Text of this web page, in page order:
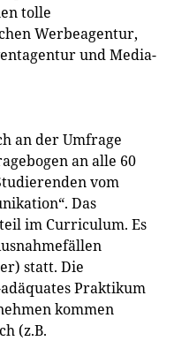
tolle
Werbeagentur,
und Media-
an der Umfrage
an alle 60
vom
Das
im Curriculum. Es
statt. Die
Praktikum
kommen
(z.B.